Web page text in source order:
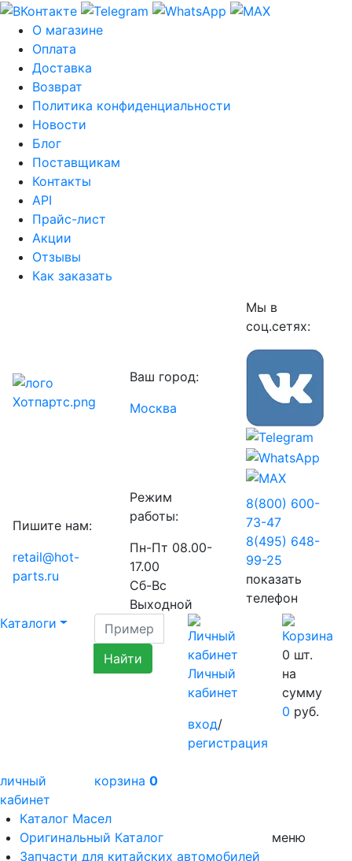
О магазине
Оплата
Доставка
Возврат
Политика конфиденциальности
Новости
Блог
Поставщикам
Контакты
API
Прайс-лист
Акции
Отзывы
Как заказать
Ваш город:
Москва
Мы в
соц.сетях:
Пишите нам:
retail@hot-
parts.ru
Режим
работы:
Пн-Пт 08.00-
17.00
Сб-Вс
Выходной
8(800) 600-
73-47
8(495) 648-
99-25
показать
телефон
Каталоги
Личный
кабинет
вход/
регистрация
0 шт.
на
сумму
0 руб.
личный
кабинет
корзина 0
Каталог Масел
Оригинальный Каталог
Запчасти для китайских автомобилей
меню